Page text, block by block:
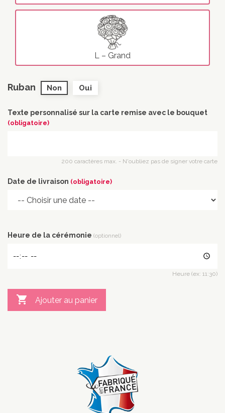
L – Grand
Ruban Non Oui
Texte personnalisé sur la carte remise avec le bouquet
(obligatoire)
200 caractères max. - N'oubliez pas de signer votre carte
Date de livraison (obligatoire)
Heure de la cérémonie (optionnel)
Heure (ex: 11:30)
 Ajouter au panier